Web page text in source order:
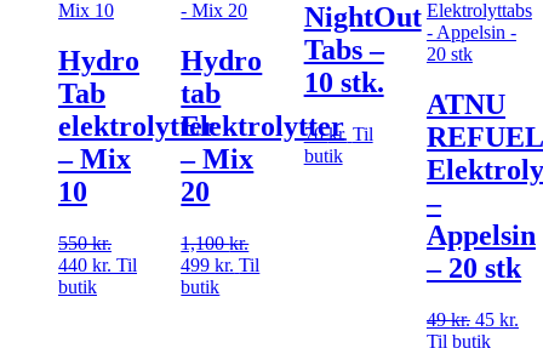
Hydro
Tab
elektrolytter
– Mix
10
550kr.
oprindelige
440 kr. Den
Til
butik
Hydro
tab
Elektrolytter
– Mix
20
1,100kr.Den
oprindelige
499kr. Den
Til
butik
NightOut
Tabs –
10 stk.
70kr. Til
butik
ATNU
REFUEL
–
Appelsin
– 20 stk
49kr. Den
45 kr.
Til butik